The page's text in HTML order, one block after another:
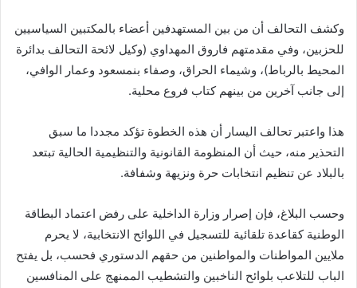
وكشف التحالف أن من بين المستهدفين أعضاء بالمكتبين السياسيين
للحزبين، وفي مقدمتهم فاروق المهداوي (وكيل لائحة التحالف بدائرة
المحيط بالرباط)، وشيماء الحراق، وصفاء بنمسعود وعمار الوافي،
إلى جانب آخرين من بينهم كتاب فروع محلية.
هذا واعتبر تحالف اليسار أن هذه الخطوة تؤكد مجددا ما سبق
التحذير منه، حيث أن المنظومة القانونية والتنظيمية الحالية تبتعد
بالبلاد عن تنظيم انتخابات حرة ونزيهة وشفافة.
وحسب البلاغ، فإن إصرار وزارة الداخلية على رفض اعتماد البطاقة
الوطنية كقاعدة تلقائية للتسجيل في اللوائح الانتخابية، لا يحرم
ملايين المواطنات والمواطنين من حقهم الدستوري فحسب، بل يفتح
الباب للتلاعب بلوائح الناخبين والتشطيب الممنهج على المنافسين